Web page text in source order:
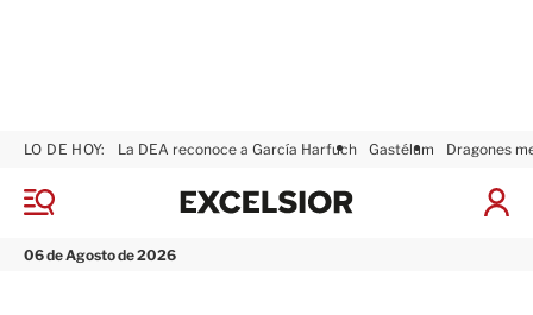
M
n
06 de Agosto de 2026
LO DE HOY: La DEA reconoce a García Harfuch Gastélum Dragones
I
x